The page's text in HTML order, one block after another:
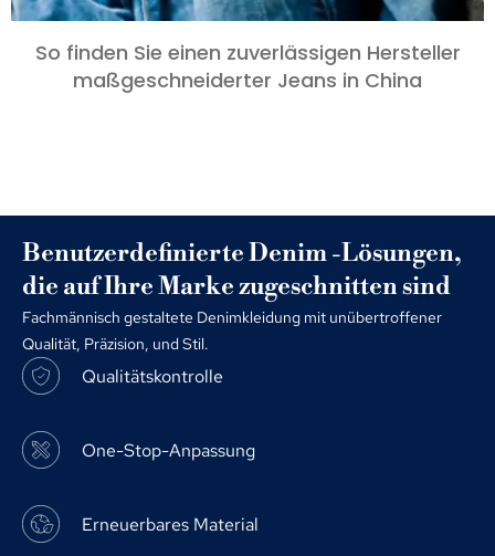
So finden Sie einen zuverlässigen Hersteller
maßgeschneiderter Jeans in China
Benutzerdefinierte Denim -Lösungen,
die auf Ihre Marke zugeschnitten sind
Fachmännisch gestaltete Denimkleidung mit unübertroffener
Qualität, Präzision, und Stil.
Qualitätskontrolle
One-Stop-Anpassung
Erneuerbares Material